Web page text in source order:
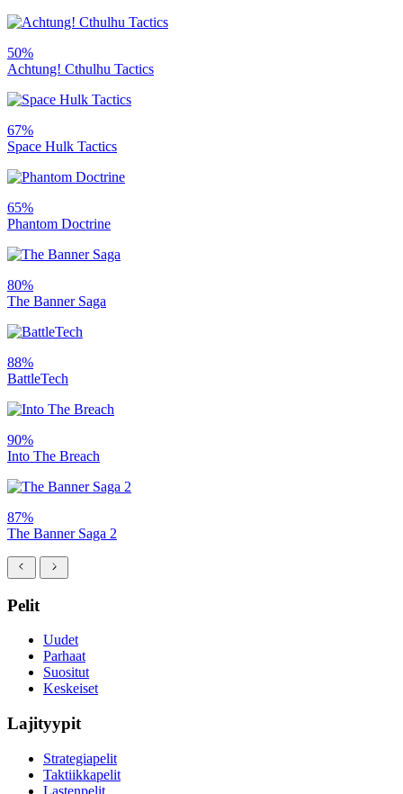
50%
Achtung! Cthulhu Tactics
67%
Space Hulk Tactics
65%
Phantom Doctrine
80%
The Banner Saga
88%
BattleTech
90%
Into The Breach
87%
The Banner Saga 2
Pelit
Uudet
Parhaat
Suositut
Keskeiset
Lajityypit
Strategiapelit
Taktiikkapelit
Lastenpelit